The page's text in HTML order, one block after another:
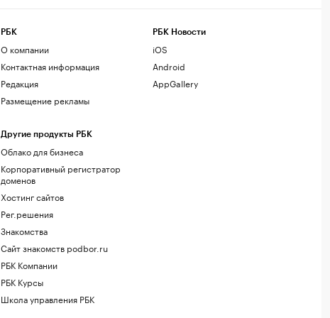
РБК
О компании
Контактная информация
Редакция
Размещение рекламы
Другие продукты РБК
Облако для бизнеса
Корпоративный регистратор
доменов
Хостинг сайтов
Рег.решения
Знакомства
Сайт знакомств podbor.ru
РБК Компании
РБК Курсы
Школа управления РБК
РБК Новости
iOS
Android
AppGallery